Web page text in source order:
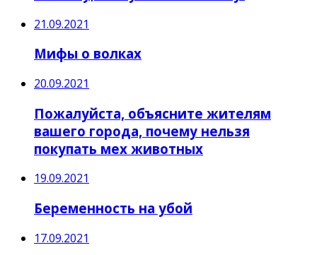
21.09.2021
Мифы о волках
20.09.2021
Пожалуйста, объясните жителям
вашего города, почему нельзя
покупать мех животных
19.09.2021
Беременность на убой
17.09.2021